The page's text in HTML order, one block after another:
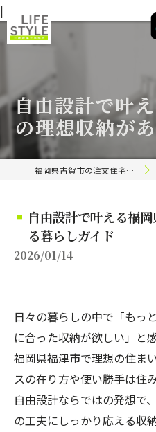
|
自由設計で叶
の理想収納が
福岡県古賀市の注文住宅ならライフスタイル 一級建築士事務所
自由設計で叶える福
る暮らしガイド
2026/01/14
日々の暮らしの中で「もっ
に合った収納が欲しい」と
福岡県福津市で理想の住ま
スの在り方や使い勝手は住
自由設計ならではの発想で
の工夫にしっかり応える収